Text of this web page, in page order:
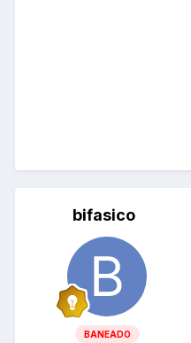
bifasico
BANEADO